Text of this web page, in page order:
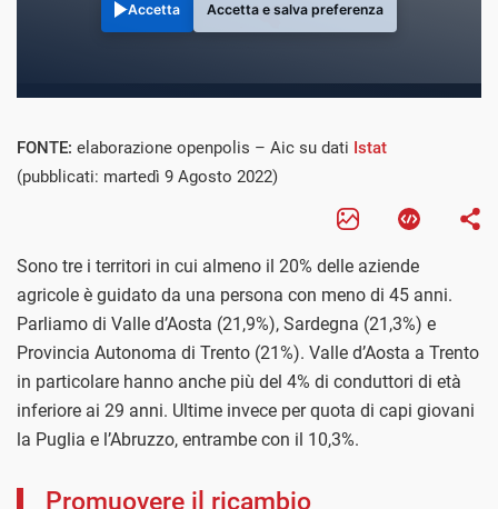
Accetta Accetta e salva preferenza
FONTE: elaborazione openpolis – Aic su dati Istat
(pubblicati: martedì 9 Agosto 2022)
Sono tre i territori in cui almeno il 20% delle aziende
agricole è guidato da una persona con meno di 45 anni.
Parliamo di Valle d’Aosta (21,9%), Sardegna (21,3%) e
Provincia Autonoma di Trento (21%). Valle d’Aosta a Trento
in particolare hanno anche più del 4% di conduttori di età
inferiore ai 29 anni. Ultime invece per quota di capi giovani
la Puglia e l’Abruzzo, entrambe con il 10,3%.
Promuovere il ricambio